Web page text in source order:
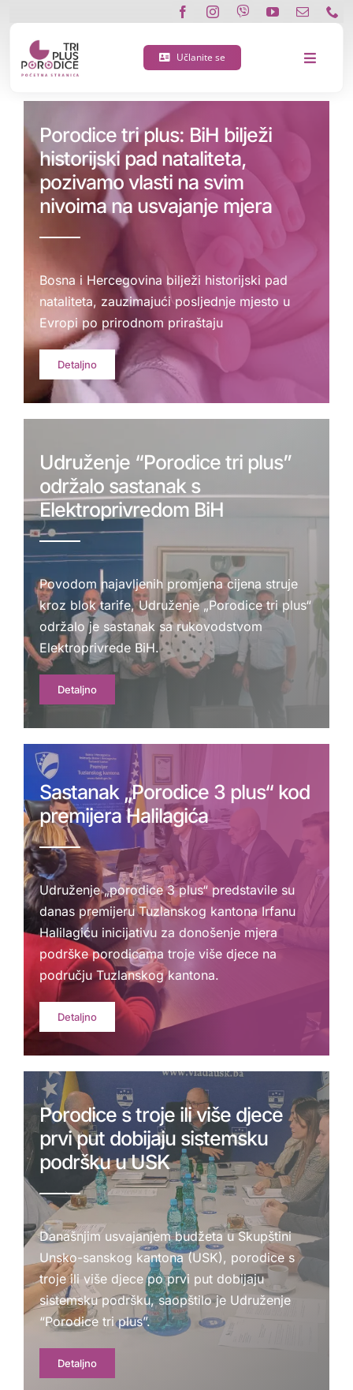
content
Učlanite se
Toggle
Učlanite se
Porodična 3 plus kartica
Vijesti
Kontakt
Porodice tri plus: BiH bilježi
historijski pad nataliteta,
pozivamo vlasti na svim
nivoima na usvajanje mjera
Bosna i Hercegovina bilježi historijski pad
nataliteta, zauzimajući posljednje mjesto u
Evropi po prirodnom priraštaju
Detaljno
Udruženje “Porodice tri plus”
održalo sastanak s
Elektroprivredom BiH
Povodom najavljenih promjena cijena struje
kroz blok tarife, Udruženje „Porodice tri plus“
održalo je sastanak sa rukovodstvom
Elektroprivrede BiH.
Detaljno
Sastanak „Porodice 3 plus“ kod
premijera Halilagića
Udruženje „porodice 3 plus“ predstavile su
danas premijeru Tuzlanskog kantona Irfanu
Halilagiću inicijativu za donošenje mjera
podrške porodicama troje više djece na
području Tuzlanskog kantona.
Detaljno
Porodice s troje ili više djece
prvi put dobijaju sistemsku
podršku u USK
Današnjim usvajanjem budžeta u Skupštini
Unsko-sanskog kantona (USK), porodice s
troje ili više djece po prvi put dobijaju
sistemsku podršku, saopštilo je Udruženje
“Porodice tri plus”.
Detaljno